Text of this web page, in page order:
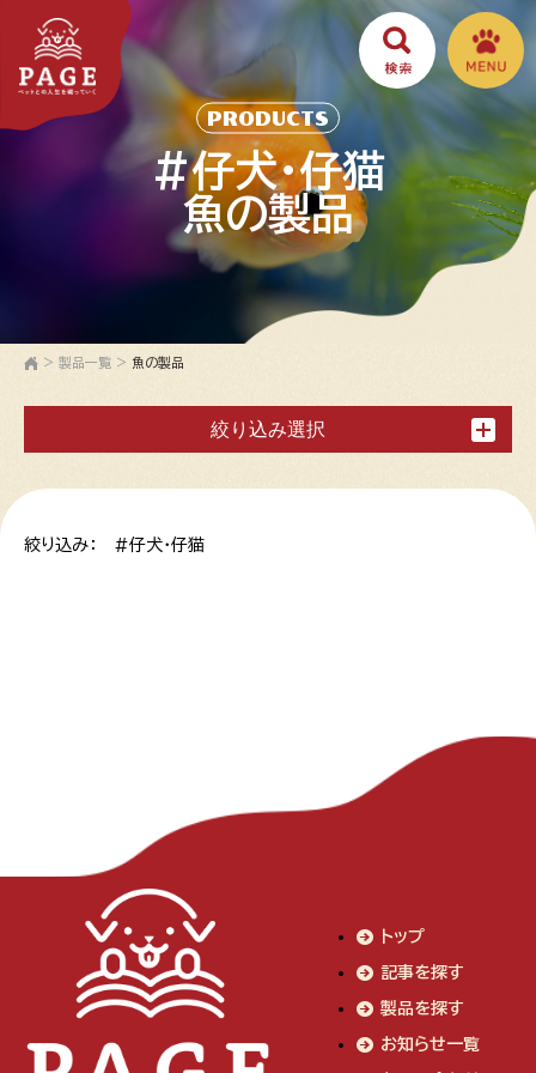
PRODUCTS
#仔犬・仔猫
魚の製品
> 製品一覧 > 魚の製品
絞り込み選択
絞り込み： #仔犬・仔猫
トップ
記事を探す
製品を探す
お知らせ一覧